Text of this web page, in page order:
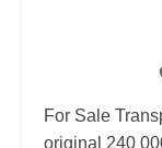
For Sale
original 240